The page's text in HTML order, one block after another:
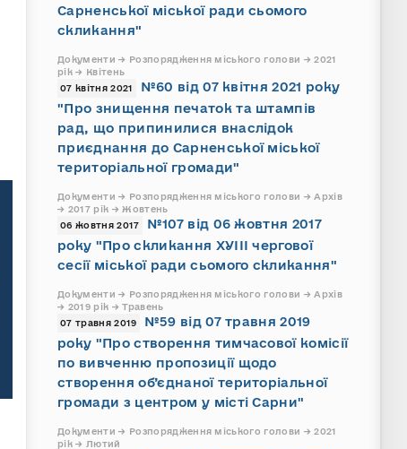
Сарненської міської ради сьомого
скликання"
Документи → Розпорядження міського голови → 2021
рік → Квітень
07 квітня 2021
№60 від 07 квітня 2021 року
"Про знищення печаток та штампів
рад, що припинилися внаслідок
приєднання до Сарненської міської
територіальної громади"
Документи → Розпорядження міського голови → Архів
→ 2017 рік → Жовтень
06 жовтня 2017
№107 від 06 жовтня 2017
року "Про скликання ХУІІІ чергової
сесії міської ради сьомого скликання"
Документи → Розпорядження міського голови → Архів
→ 2019 рік → Травень
07 травня 2019
№59 від 07 травня 2019
року "Про створення тимчасової комісії
по вивченню пропозиції щодо
створення об’єднаної територіальної
громади з центром у місті Сарни"
Документи → Розпорядження міського голови → 2021
рік → Лютий